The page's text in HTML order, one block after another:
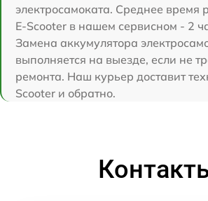
электросамоката. Среднее время
E-Scooter в нашем сервисном - 2
Замена аккумулятора
выполняется на выезде, если не
ремонта. Наш курьер доставит
Scooter и обратно.